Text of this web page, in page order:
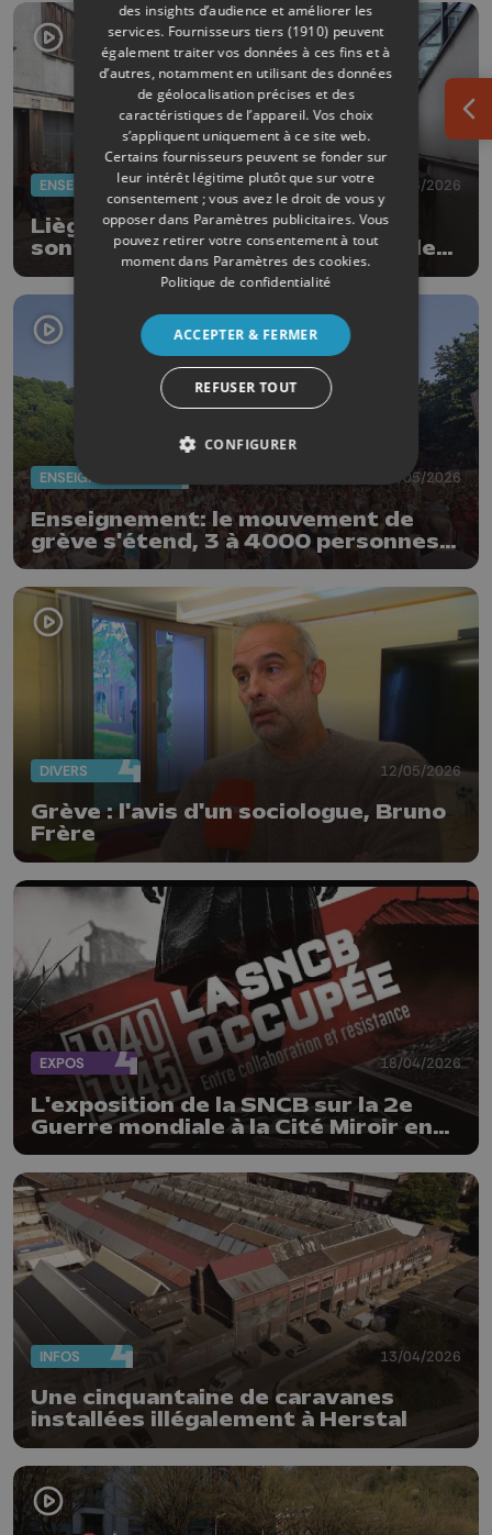
ENSEIGNEMENT 05/06/2026
Liège : les enseignants en colère
sont toujours dans la rue malgré le
vote de cette nuit
27/05/2026
Enseignement: le mouvement de
grève s'étend, 3 à 4000 personnes
rassemblées ce matin à Liège
DIVERS 12/05/2026
Grève : l'avis d'un sociologue, Bruno
Frère
EXPOS 18/04/2026
L'exposition de la SNCB sur la 2e
Guerre mondiale à la Cité Miroir en
2027
INFOS 13/04/2026
Une cinquantaine de caravanes
installées illégalement à Herstal
des insights d’audience et améliorer les
services. Fournisseurs tiers (1910) peuvent
également traiter vos données à ces fins et à
d’autres, notamment en utilisant des données
de géolocalisation précises et des
caractéristiques de l’appareil. Vos choix
s’appliquent uniquement à ce site web.
Certains fournisseurs peuvent se fonder sur
leur intérêt légitime plutôt que sur votre
consentement ; vous avez le droit de vous y
opposer dans Paramètres publicitaires. Vous
pouvez retirer votre consentement à tout
moment dans Paramètres des cookies.
Politique de confidentialité
ACCEPTER & FERMER
REFUSER TOUT
CONFIGURER